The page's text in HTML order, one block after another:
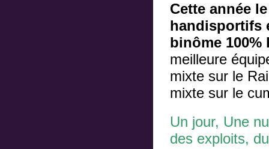
Cette année
handisportifs
binôme
meilleure
mixte sur le
mixte sur le
Un jour, Une
des exploits,